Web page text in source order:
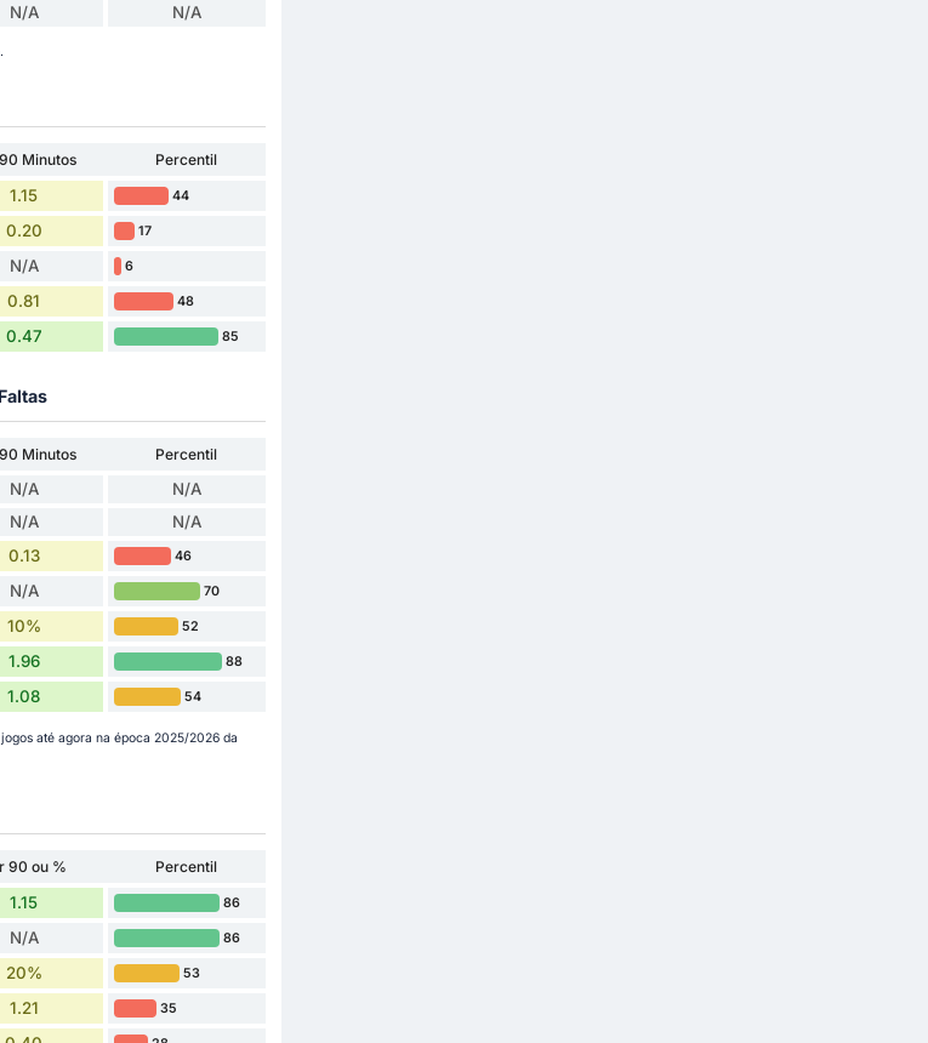
N/A N/A
Minutos
Percentil
1.15 44
0.20 17
N/A 6
0.81 48
0.47 85
Minutos
Percentil
N/A N/A
N/A N/A
0.13 46
N/A 70
10% 52
1.96 88
1.08 54
até agora na época 2025/2026 da
90 ou %
Percentil
1.15 86
N/A 86
20% 53
1.21 35